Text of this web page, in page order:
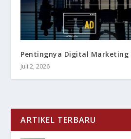
Pentingnya Digital Marketing
Juli 2, 2026
ARTIKEL TERBARU